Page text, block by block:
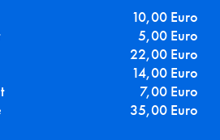
10,00 Euro
5,00 Euro
22,00 Euro
14,00 Euro
7,00 Euro
35,00 Euro